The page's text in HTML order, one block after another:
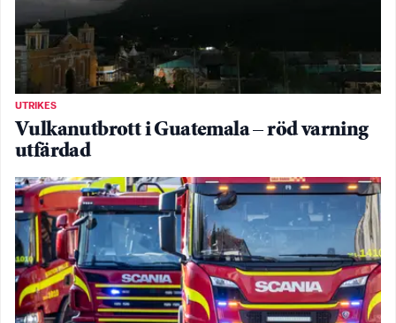
UTRIKES
Vulkanutbrott i Guatemala – röd varning
utfärdad